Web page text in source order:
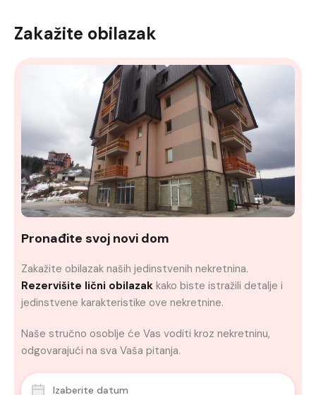
Zakažite obilazak
Pronađite svoj novi dom
Zakažite obilazak naših jedinstvenih nekretnina.
Rezervišite lični obilazak kako biste istražili detalje i
jedinstvene karakteristike ove nekretnine.
Naše stručno osoblje će Vas voditi kroz nekretninu,
odgovarajući na sva Vaša pitanja.